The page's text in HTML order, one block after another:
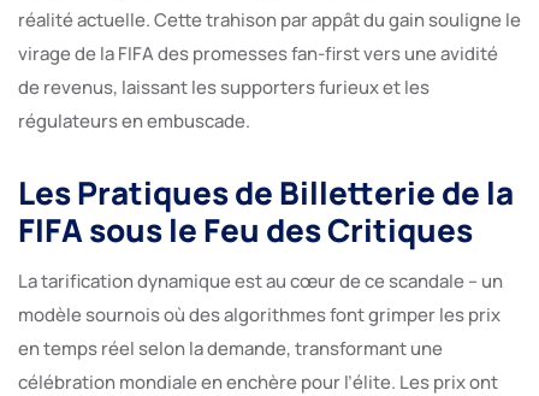
réalité actuelle. Cette trahison par appât du gain souligne le
virage de la FIFA des promesses fan-first vers une avidité
de revenus, laissant les supporters furieux et les
régulateurs en embuscade.
Les Pratiques de Billetterie de la
FIFA sous le Feu des Critiques
La tarification dynamique est au cœur de ce scandale – un
modèle sournois où des algorithmes font grimper les prix
en temps réel selon la demande, transformant une
célébration mondiale en enchère pour l’élite. Les prix ont